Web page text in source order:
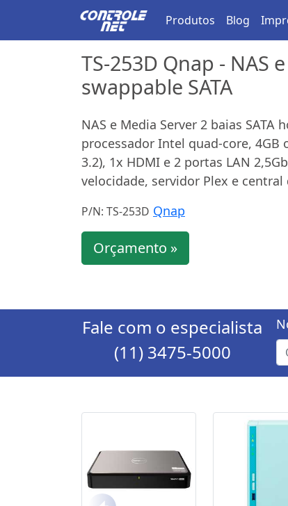
Produtos Blog
TS-253D Qnap - NAS
swappable SATA
NAS e Media Server 2 baias SATA
processador Intel quad-core, 4GB
3.2), 1x HDMI e 2 portas LAN
velocidade, servidor Plex e
P/N: TS-253D Qnap
Orçamento »
Fale com o especialista
(11) 3475-5000